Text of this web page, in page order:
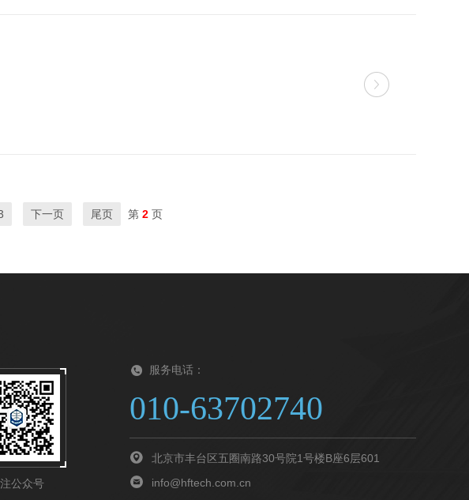
下一页 尾页 第 2 页
公众号
服务电话：
010-63702740
北京市丰台区五圈南路30号院1号楼B座6层601
info@hftech.com.cn